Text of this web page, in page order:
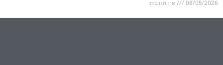
אין תגובות